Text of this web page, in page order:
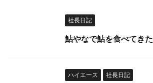
社長日記
鮎やなで鮎を食べてきた
ハイエース 社長日記